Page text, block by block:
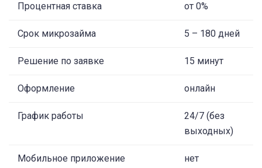
Процентная ставка от 0%
Срок микрозайма 5 – 180 дней
Решение по заявке 15 минут
Оформление онлайн
График работы
24/7 (без
выходных)
Мобильное приложение нет